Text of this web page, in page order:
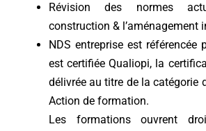
Révision des normes
construction & l’aménagement
NDS entreprise est référencée
est certifiée Qualiopi, la
délivrée au titre de la catégorie
Action de formation.
Les formations ouvrent